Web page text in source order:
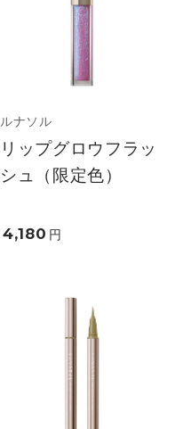
ルナソル
リップグロウフラッ
シュ（限定色）
4,180 円